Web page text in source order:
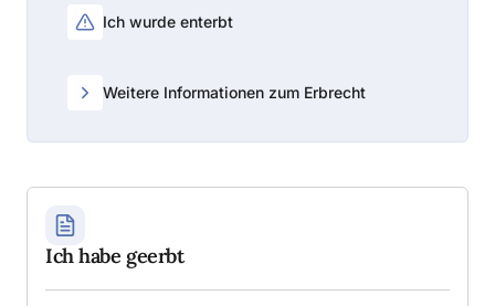
Ich wurde enterbt
Weitere Informationen zum Erbrecht
Ich habe geerbt